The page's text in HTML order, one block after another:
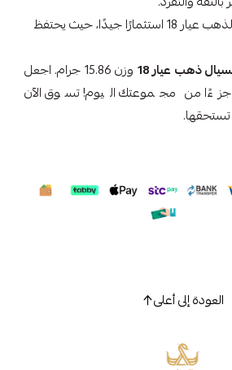
: يعتبر الذهب عيار 18 استثمارًا جيدًا، حيث يحتفظ
ذهب عيار 18
وزن 15.86 جرام. اجعل
جزءًا من مجموعتك اليوم! تسوق الآن
تستحقها.
العودة إلى أعلى